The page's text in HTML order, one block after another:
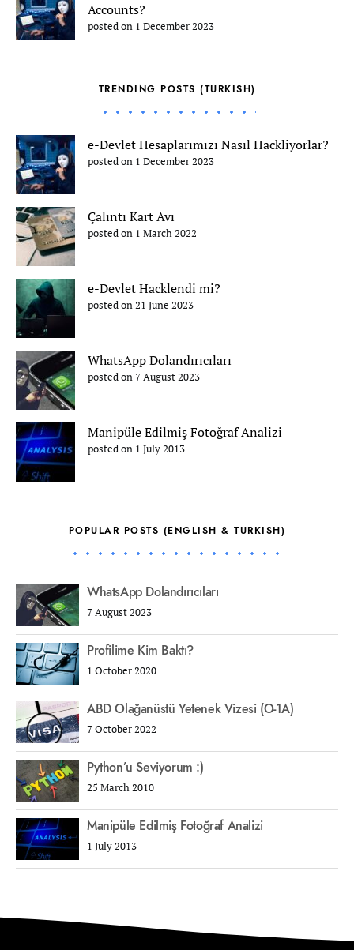
Accounts?
posted on 1 December 2023
TRENDING POSTS (TURKISH)
e-Devlet Hesaplarımızı Nasıl Hackliyorlar?
posted on 1 December 2023
Çalıntı Kart Avı
posted on 1 March 2022
e-Devlet Hacklendi mi?
posted on 21 June 2023
WhatsApp Dolandırıcıları
posted on 7 August 2023
Manipüle Edilmiş Fotoğraf Analizi
posted on 1 July 2013
POPULAR POSTS (ENGLISH & TURKISH)
WhatsApp Dolandırıcıları
7 August 2023
Profilime Kim Baktı?
1 October 2020
ABD Olağanüstü Yetenek Vizesi (O-1A)
7 October 2022
Python’u Seviyorum :)
25 March 2010
Manipüle Edilmiş Fotoğraf Analizi
1 July 2013